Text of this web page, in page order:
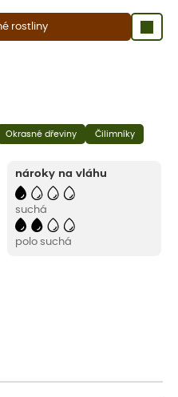
rostliny
Okrasné dřeviny Čilimníky
nároky na vláhu
suchá
polo suchá